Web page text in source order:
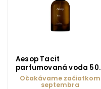
Aesop Tacit
parfumovaná voda 50
ml
Očakávame začiatkom
septembra